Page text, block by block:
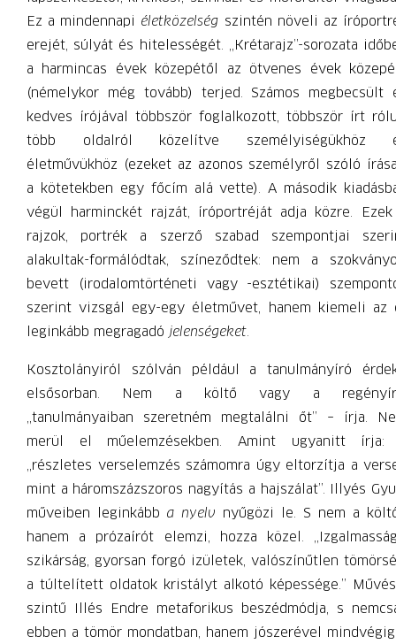
Ez a mindennapi életközelség szintén növeli az
erejét, súlyát és hitelességét. „Krétarajz”-sorozata
a harmincas évek közepétől az ötvenes évek
(némelykor még tovább) terjed. Számos megbecsült
kedves írójával többször foglalkozott, többször írt
több oldalról közelítve személyiségükhöz
életművükhöz (ezeket az azonos személyről szóló
a kötetekben egy főcím alá vette). A második
végül harminckét rajzát, íróportréját adja közre.
rajzok, portrék a szerző szabad szempontjai
alakultak-formálódtak, színeződtek: nem a
bevett (irodalomtörténeti vagy -esztétikai)
szerint vizsgál egy-egy életművet, hanem kiemeli az
leginkább megragadó jelenségeket.
Kosztolányiról szólván például a tanulmányíró
elsősorban. Nem a költő vagy a
„tanulmányaiban szeretném megtalálni őt” – írja.
merül el műelemzésekben. Amint ugyanitt írja:
„részletes verselemzés számomra úgy eltorzítja a
mint a háromszázszoros nagyítás a hajszálat”. Illyés
műveiben leginkább a nyelv nyűgözi le. S nem a
hanem a prózaírót elemzi, hozza közel.
szikárság, gyorsan forgó izületek, valószínűtlen
a túltelített oldatok kristályt alkotó képessége.”
szintű Illés Endre metaforikus beszédmódja, s
ebben a tömör mondatban, hanem jószerével